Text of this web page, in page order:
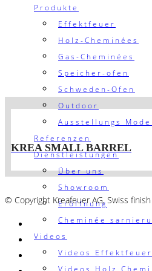
Produkte
Effektfeuer
Holz-Cheminées
Gas-Cheminées
Speicher-ofen
Schweden-Ofen
Outdoor
Ausstellungs
Referenzen
Dienstleistungen
Über uns
Showroom
Eröffnung
Cheminée
Videos
Videos Effektfeuer
Videos Holz
KREA SMALL BARREL
© Copyright Kreafeuer AG, Swiss finish